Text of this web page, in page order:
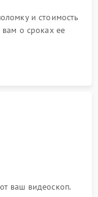
и стоимость
о сроках ее
ваш видеоскоп.